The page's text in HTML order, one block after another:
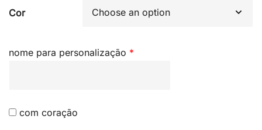
Cor
nome para personalização *
com coração